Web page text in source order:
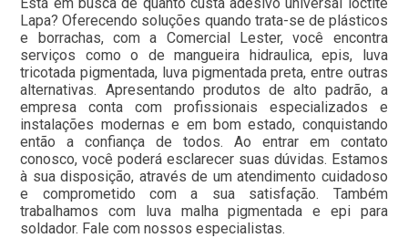
Lapa? Oferecendo soluções quando trata-se de plásticos
e borrachas, com a Comercial Lester, você encontra
serviços como o de mangueira hidraulica, epis, luva
tricotada pigmentada, luva pigmentada preta, entre outras
alternativas. Apresentando produtos de alto padrão, a
empresa conta com profissionais especializados e
instalações modernas e em bom estado, conquistando
então a confiança de todos. Ao entrar em contato
conosco, você poderá esclarecer suas dúvidas. Estamos
à sua disposição, através de um atendimento cuidadoso
e comprometido com a sua satisfação. Também
trabalhamos com luva malha pigmentada e epi para
soldador. Fale com nossos especialistas.